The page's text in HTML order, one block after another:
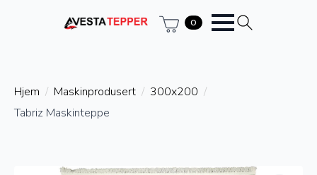
0
Hjem Maskinprodusert
300x200
Tabriz Maskinteppe